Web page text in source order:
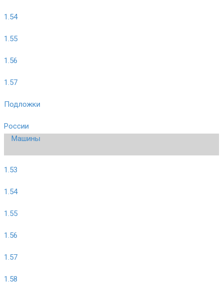
1.54
1.55
1.56
1.57
Подложки
России
Машины
1.53
1.54
1.55
1.56
1.57
1.58